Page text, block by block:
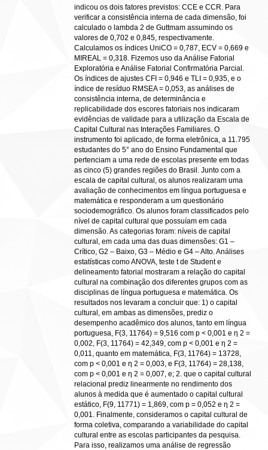
indicou os dois fatores previstos: CCE e CCR. Para
verificar a consistência interna de cada dimensão, foi
calculado o lambda 2 de Guttmam assumindo os
valores de 0,702 e 0,845, respectivamente.
Calculamos os índices UniCO = 0,787, ECV = 0,669 e
MIREAL = 0,318. Fizemos uso da Análise Fatorial
Exploratória e Análise Fatorial Confirmatória Parcial.
Os índices de ajustes CFI = 0,946 e TLI = 0,935, e o
índice de resíduo RMSEA = 0,053, as análises de
consistência interna, de determinância e
replicabilidade dos escores fatoriais nos indicaram
evidências de validade para a utilização da Escala de
Capital Cultural nas Interações Familiares. O
instrumento foi aplicado, de forma eletrônica, a 11.795
estudantes do 5° ano do Ensino Fundamental que
pertenciam a uma rede de escolas presente em todas
as cinco (5) grandes regiões do Brasil. Junto com a
escala de capital cultural, os alunos realizaram uma
avaliação de conhecimentos em língua portuguesa e
matemática e responderam a um questionário
sociodemográfico. Os alunos foram classificados pelo
nível de capital cultural que possuíam em cada
dimensão. As categorias foram: níveis de capital
cultural, em cada uma das duas dimensões: G1 –
Crítico, G2 – Baixo, G3 – Médio e G4 – Alto. Análises
estatísticas como ANOVA, teste t de Student e
delineamento fatorial mostraram a relação do capital
cultural na combinação dos diferentes grupos com as
disciplinas de língua portuguesa e matemática. Os
resultados nos levaram a concluir que: 1) o capital
cultural, em ambas as dimensões, prediz o
desempenho acadêmico dos alunos, tanto em língua
portuguesa, F(3, 11764) = 9,516 com p < 0,001 e η 2 =
0,002, F(3, 11764) = 42,349, com p < 0,001 e η 2 =
0,011, quanto em matemática, F(3, 11764) = 13728,
com p < 0,001 e η 2 = 0,003, e F(3, 11764) = 28,138,
com p < 0,001 e η 2 = 0,007, e; 2. que o capital cultural
relacional prediz linearmente no rendimento dos
alunos à medida que é aumentado o capital cultural
estático, F(9, 11771) = 1,869, com p = 0,052 e η 2 =
0,001. Finalmente, consideramos o capital cultural de
forma coletiva, comparando a variabilidade do capital
cultural entre as escolas participantes da pesquisa.
Para isso, realizamos uma análise de regressão